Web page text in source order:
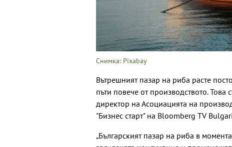
Снимка: Pixabay
Вътрешният пазар на риба расте
пъти повече от производството.
директор на Асоциацията на
"Бизнес старт" на Bloomberg TV
„Българският пазар на риба в